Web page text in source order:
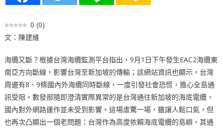
0 (0)
文：陳建維
海纜又斷？根據台灣海纜監測平台指出，9月1日下午發生EAC2海纜東
南亞方向斷線，影響台灣至新加坡的傳輸；該網站資訊也顯示，台灣
周邊有8、9條國內外海纜同時斷線，一度引發社會恐慌，擔心全島通
訊受阻。數發部隨即澄清實際異常的是台灣通往新加坡的海底電纜，
國內對外網路運作並未受到影響。這場虛驚一場，雖讓人鬆口氣，但
也再次凸顯出一個老問題：台灣作為高度依賴海底電纜的島嶼，其通